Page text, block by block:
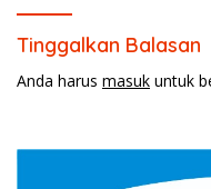
Tinggalkan Balasan
Anda harus masuk untuk